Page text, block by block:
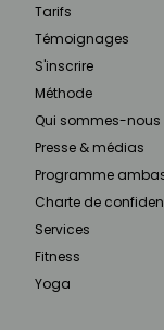
Tarifs
Témoignages
S'inscrire
Méthode
Qui sommes-nous
Presse & médias
Programme
Charte de
Services
Fitness
Yoga